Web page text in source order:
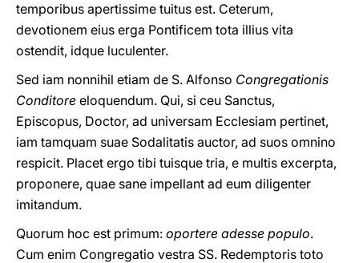
temporibus apertissime tuitus est. Ceterum,
devotionem eius erga Pontificem tota illius vita
ostendit, idque luculenter.
Sed iam nonnihil etiam de S. Alfonso Congregationis
Conditore eloquendum. Qui, si ceu Sanctus,
Episcopus, Doctor, ad universam Ecclesiam pertinet,
iam tamquam suae Sodalitatis auctor, ad suos omnino
respicit. Placet ergo tibi tuisque tria, e multis excerpta,
proponere, quae sane impellant ad eum diligenter
imitandum.
Quorum hoc est primum: oportere adesse populo.
Cum enim Congregatio vestra SS. Redemptoris toto